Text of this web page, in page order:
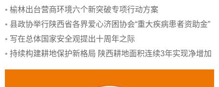
新希望
• 榆林出台营商环境六个新突破专项行动方案
• 县政协举行陕西省各界爱心济困协会“重大疾病患者资助金”
发放仪
• 写在总体国家安全观提出十周年之际
• 持续构建耕地保护新格局 陕西耕地面积连续3年实现净增加